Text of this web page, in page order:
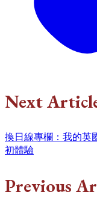
Next
換日線專欄：我的英
初體驗
Previous